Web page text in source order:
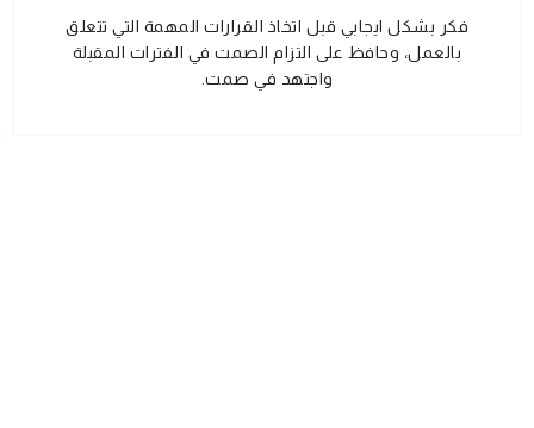
فكر بشكل ايجابي قبل اتخاذ القرارات المهمة التي تتعلق
بالعمل، وحافظ على التزام الصمت في الفترات المقبلة
واجتهد في صمت.